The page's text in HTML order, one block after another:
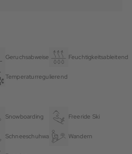
Geruchsabweisend Feuchtigkeitsableitend
Temperaturregulierend
Snowboarding Freeride Ski
Schneeschuhwandern Wandern